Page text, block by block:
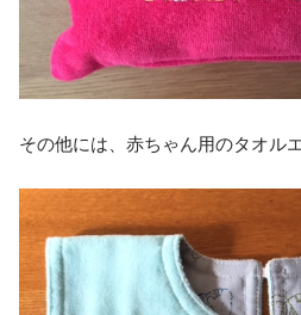
その他には、赤ちゃん用のタオル